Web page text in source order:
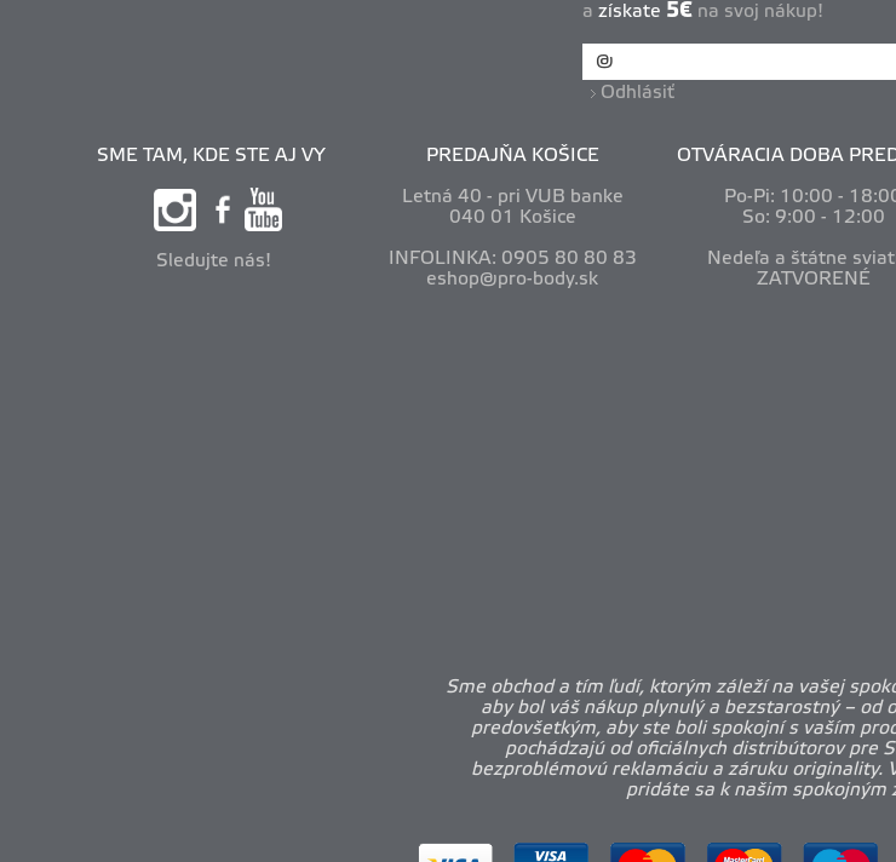
a získate 5€ na svoj nákup!
Odhlásiť
SME TAM, KDE STE AJ VY
Sledujte nás!
PREDAJŇA KOŠICE
Letná 40 - pri VUB banke
040 01 Košice
INFOLINKA: 0905 80 80 83
eshop@pro-body.sk
OTVÁRACIA DOBA
Po-Pi: 10:00 -
So: 9:00 - 12:00
Nedeľa a štátne
ZATVORENÉ
Sme obchod a tím ľudí, ktorým záleží na vašej
aby bol váš nákup plynulý a bezstarostný – od
predovšetkým, aby ste boli spokojní s vaším
pochádzajú od oficiálnych distribútorov pre
bezproblémovú reklamáciu a záruku originality.
pridáte sa k našim spokojným